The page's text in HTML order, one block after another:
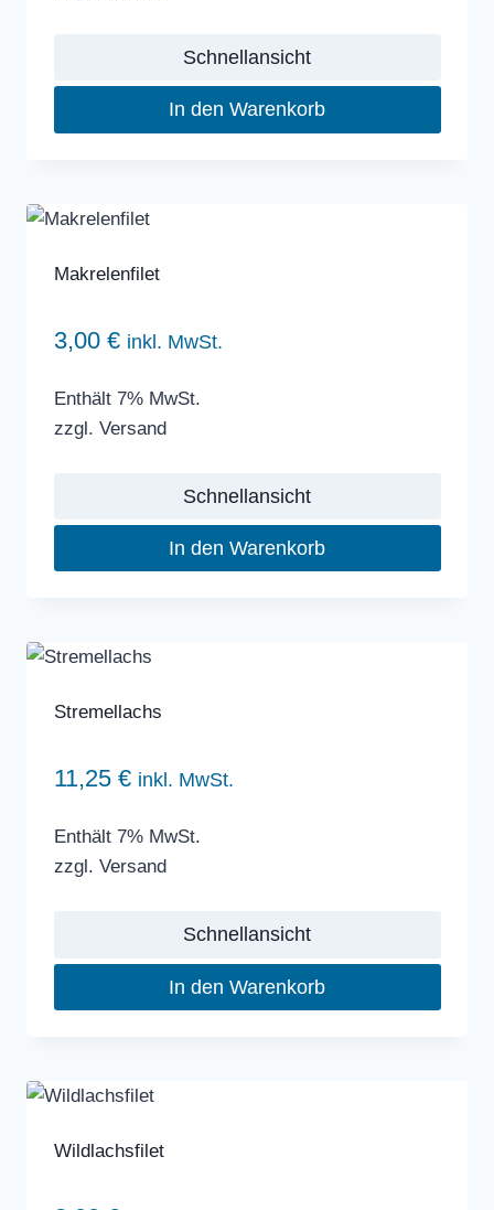
Schnellansicht
In den Warenkorb
Makrelenfilet
3,00 € inkl. MwSt.
Enthält 7% MwSt.
zzgl. Versand
Schnellansicht
In den Warenkorb
Stremellachs
11,25 € inkl. MwSt.
Enthält 7% MwSt.
zzgl. Versand
Schnellansicht
In den Warenkorb
Wildlachsfilet